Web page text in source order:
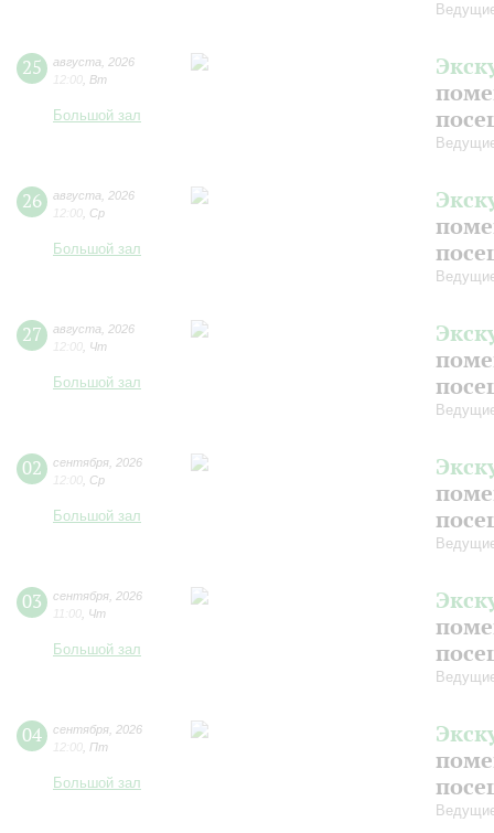
25 августа
2026
12:00 Вт
Большой зал
26 августа
2026
12:00 Ср
Большой зал
27 августа
2026
12:00 Чт
Большой зал
02 сентября 2026
12:00 Ср
Большой зал
03 сентября 2026
11:00 Чт
Большой зал
04 сентября 2026
12:00 Пт
Большой зал